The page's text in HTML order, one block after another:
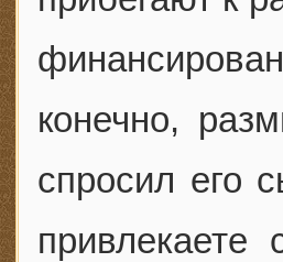
конечно,
спросил его